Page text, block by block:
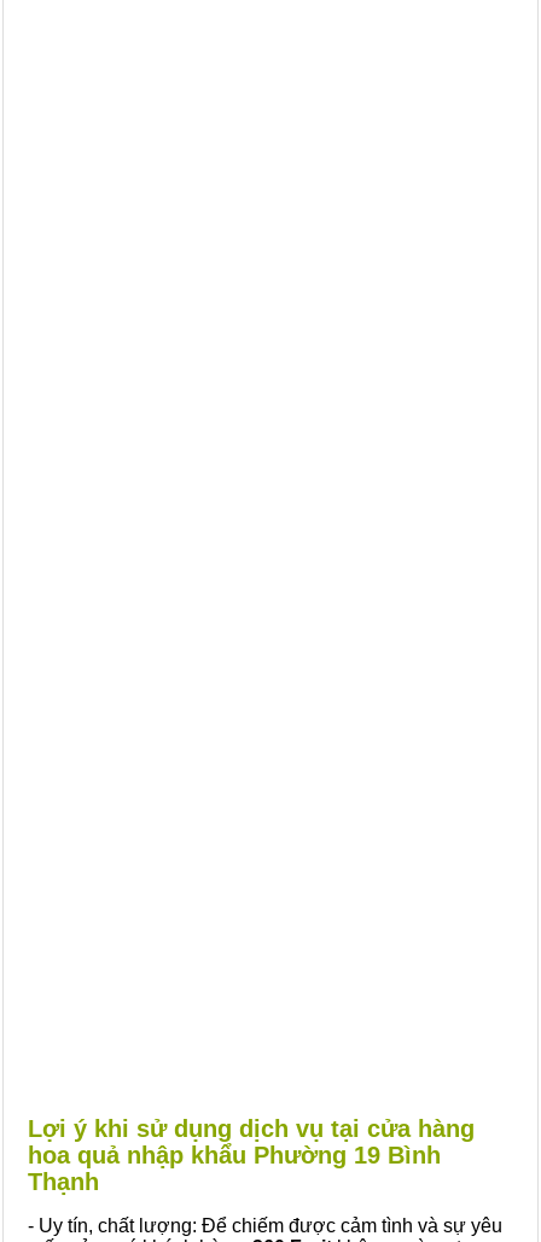
Lợi ý khi sử dụng dịch vụ tại cửa hàng
hoa quả nhập khẩu Phường 19 Bình
Thạnh
- Uy tín, chất lượng: Để chiếm được cảm tình và sự yêu